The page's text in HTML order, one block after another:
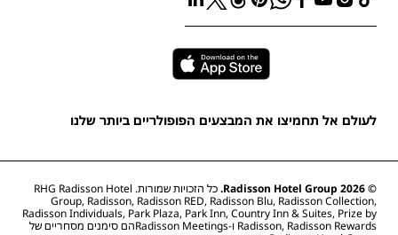
לעולם אל תחמיצו את המבצעים הפופולריים ביותר שלנו
© 2026 Radisson Hotel Group.
כל הזכויות שמורות. RHG Radisson Hotel
Group, Radisson, Radisson RED, Radisson Blu, Radisson Collection,
Radisson Individuals, Park Plaza, Park Inn, Country Inn & Suites, Prize by
Radisson, Radisson Rewards ו-Radisson Meetingsהם סימנים מסחריים של